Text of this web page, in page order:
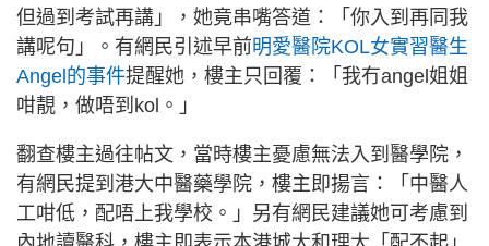
但過到考試再講」，她竟串嘴答道：「你入到再同我
講呢句」。有網民引述早前明愛醫院KOL女實習醫生
Angel的事件提醒她，樓主只回覆：「我冇angel姐姐
咁靚，做唔到kol。」
翻查樓主過往帖文，當時樓主憂慮無法入到醫學院，
有網民提到港大中醫藥學院，樓主即揚言：「中醫人
工咁低，配唔上我學校。」另有網民建議她可考慮到